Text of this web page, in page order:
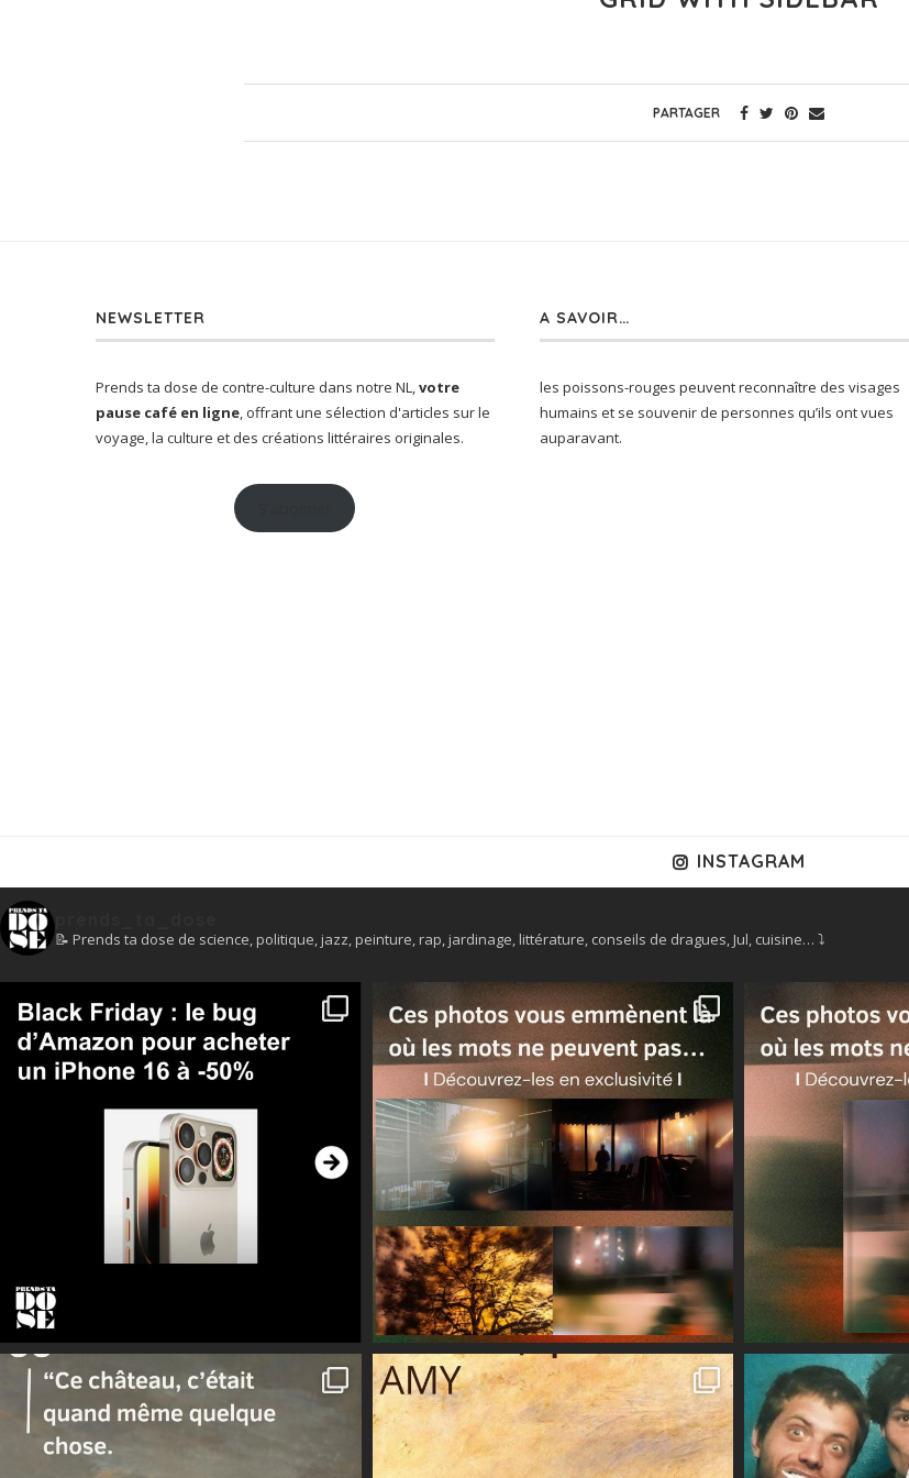
PARTAGER
NEWSLETTER
Prends ta dose de contre-culture dans notre NL,votre
pause café en ligne, offrant une sélection d'articles sur le
voyage, la culture et des créations littéraires originales.
A SAVOIR…
les poissons-rouges peuvent reconnaître des visages
humains et se souvenir de personnes qu’ils ont vues
auparavant.
INSTAGRAM
📝 Prends ta dose de science, politique, jazz, peinture, rap, jardinage, littérature, conseils de dragues, Jul, cuisine… ⤵️